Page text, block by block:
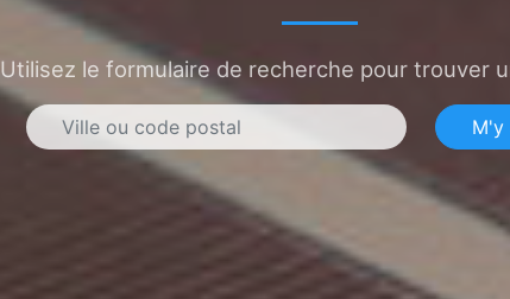
Utilisez le formulaire de recherche pour trouver
M'y